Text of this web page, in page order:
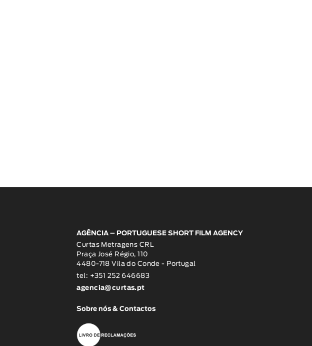
AGÊNCIA – PORTUGUESE SHORT FILM AGENCY
Curtas Metragens CRL
Praça José Régio, 110
4480-718 Vila do Conde - Portugal
tel: +351 252 646683
agencia@curtas.pt
Sobre nós & Contactos